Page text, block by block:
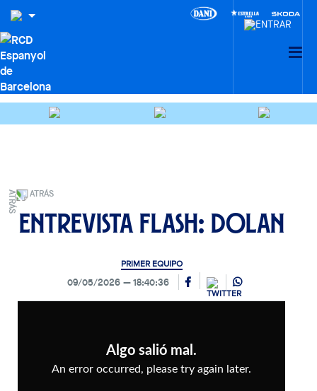
ATRÁS
Entrevista Flash: Dolan
PRIMER EQUIPO
09/05/2026 18:40:36